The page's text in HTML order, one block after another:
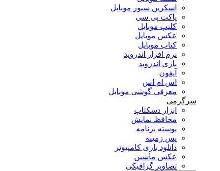
اسکرین سیور موبایل
پاکت پی سی
کلیپ موبایل
عکس موبایل
کتاب موبایل
نرم افزار اندروید
بازی اندروید
آیفون
اس ام اس
معرفی گوشی موبایل
سرگرمی
ابزار دسکتاپ
محافظ نمایش
پوسته برنامه
پس زمینه
دانلود بازی کامپیوتر
عکس ماشین
تصاویر گرافیکی